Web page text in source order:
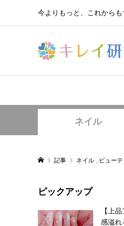
今よりもっと、これからも
ネイル
記事 ネイル ビューテ
ピックアップ
【上
感溢れ